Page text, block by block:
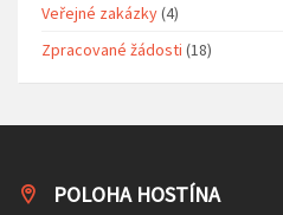
Veřejné zakázky(4)
Zpracované žádosti (18)
POLOHA HOSTÍNA